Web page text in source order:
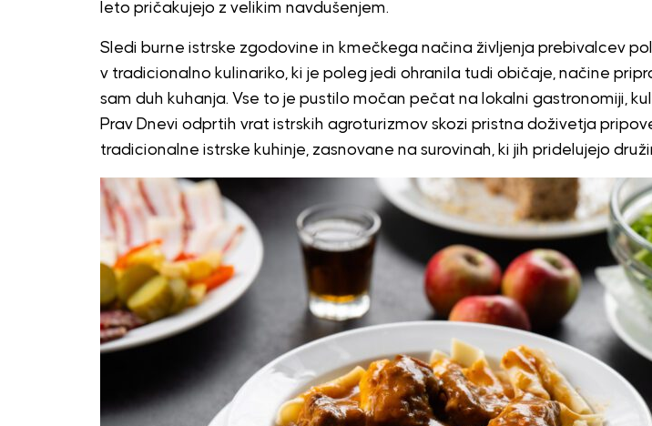
leto pričakujejo z velikim navdušenjem.
Sledi burne istrske zgodovine in kmečkega načina življenja prebivalcev
v tradicionalno kulinariko, ki je poleg jedi ohranila tudi običaje, načine
sam duh kuhanja. Vse to je pustilo močan pečat na lokalni gastronomiji,
Prav Dnevi odprtih vrat istrskih agroturizmov skozi pristna doživetja
tradicionalne istrske kuhinje, zasnovane na surovinah, ki jih pridelujejo